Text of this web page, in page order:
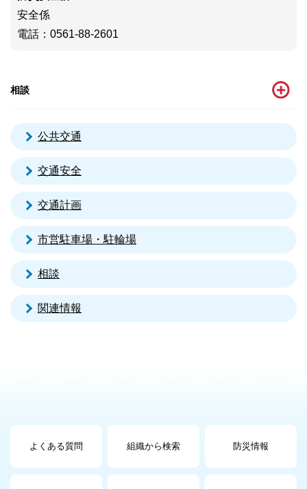
安全係
電話 ：0561-88-2601
相談
公共交通
交通安全
交通計画
市営駐車場・駐輪場
相談
関連情報
よくある質問 組織から検索 防災情報